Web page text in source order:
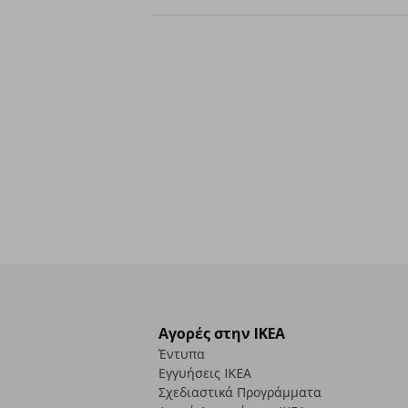
Αγορές στην IKEA
Έντυπα
Εγγυήσεις IKEA
Σχεδιαστικά Προγράμματα